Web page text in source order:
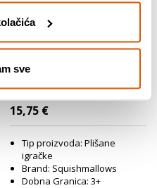
sve
Squishmallows - Dieric -
- 40cm
15,75 €
Tip proizvoda: Plišane
igračke
Brand: Squishmallows
Dobna Granica: 3+